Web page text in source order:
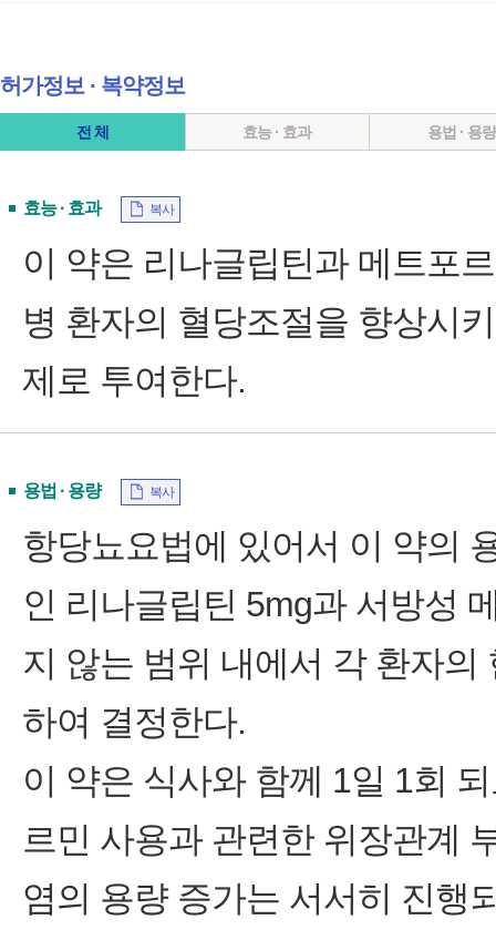
허가정보 ∙ 복약정보
전 체 효능 · 효과 용법 · 용량
효능 · 효과 복사
이 약은 리나글립틴과 메트포
병 환자의 혈당조절을 향상시
제로 투여한다.
용법 · 용량 복사
항당뇨요법에 있어서 이 약의
인 리나글립틴 5mg과 서방성
지 않는 범위 내에서 각 환자
하여 결정한다.
이 약은 식사와 함께 1일 1회
르민 사용과 관련한 위장관계
염의 용량 증가는 서서히 진행